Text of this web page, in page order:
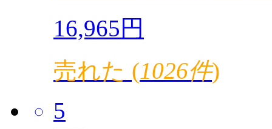
16,965円
売れた (1026件)
5